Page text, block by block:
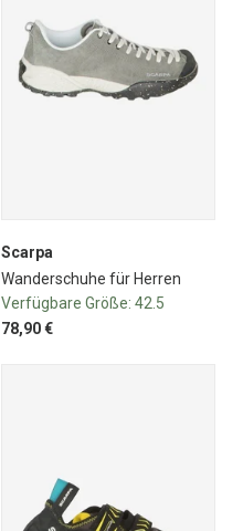
Scarpa
Wanderschuhe für Herren
Verfügbare Größe: 42.5
78,90 €